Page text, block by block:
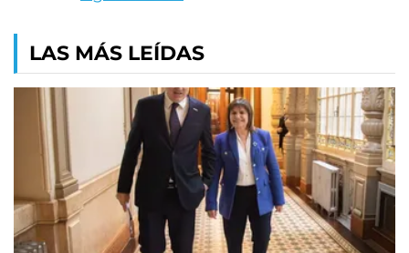
LAS MÁS LEÍDAS